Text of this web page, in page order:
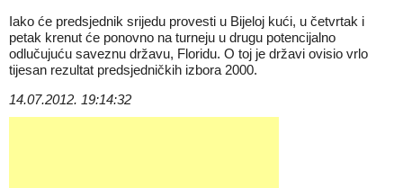
Iako će predsjednik srijedu provesti u Bijeloj kući, u četvrtak i
petak krenut će ponovno na turneju u drugu potencijalno
odlučujuću saveznu državu, Floridu. O toj je državi ovisio vrlo
tijesan rezultat predsjedničkih izbora 2000.
14.07.2012. 19:14:32